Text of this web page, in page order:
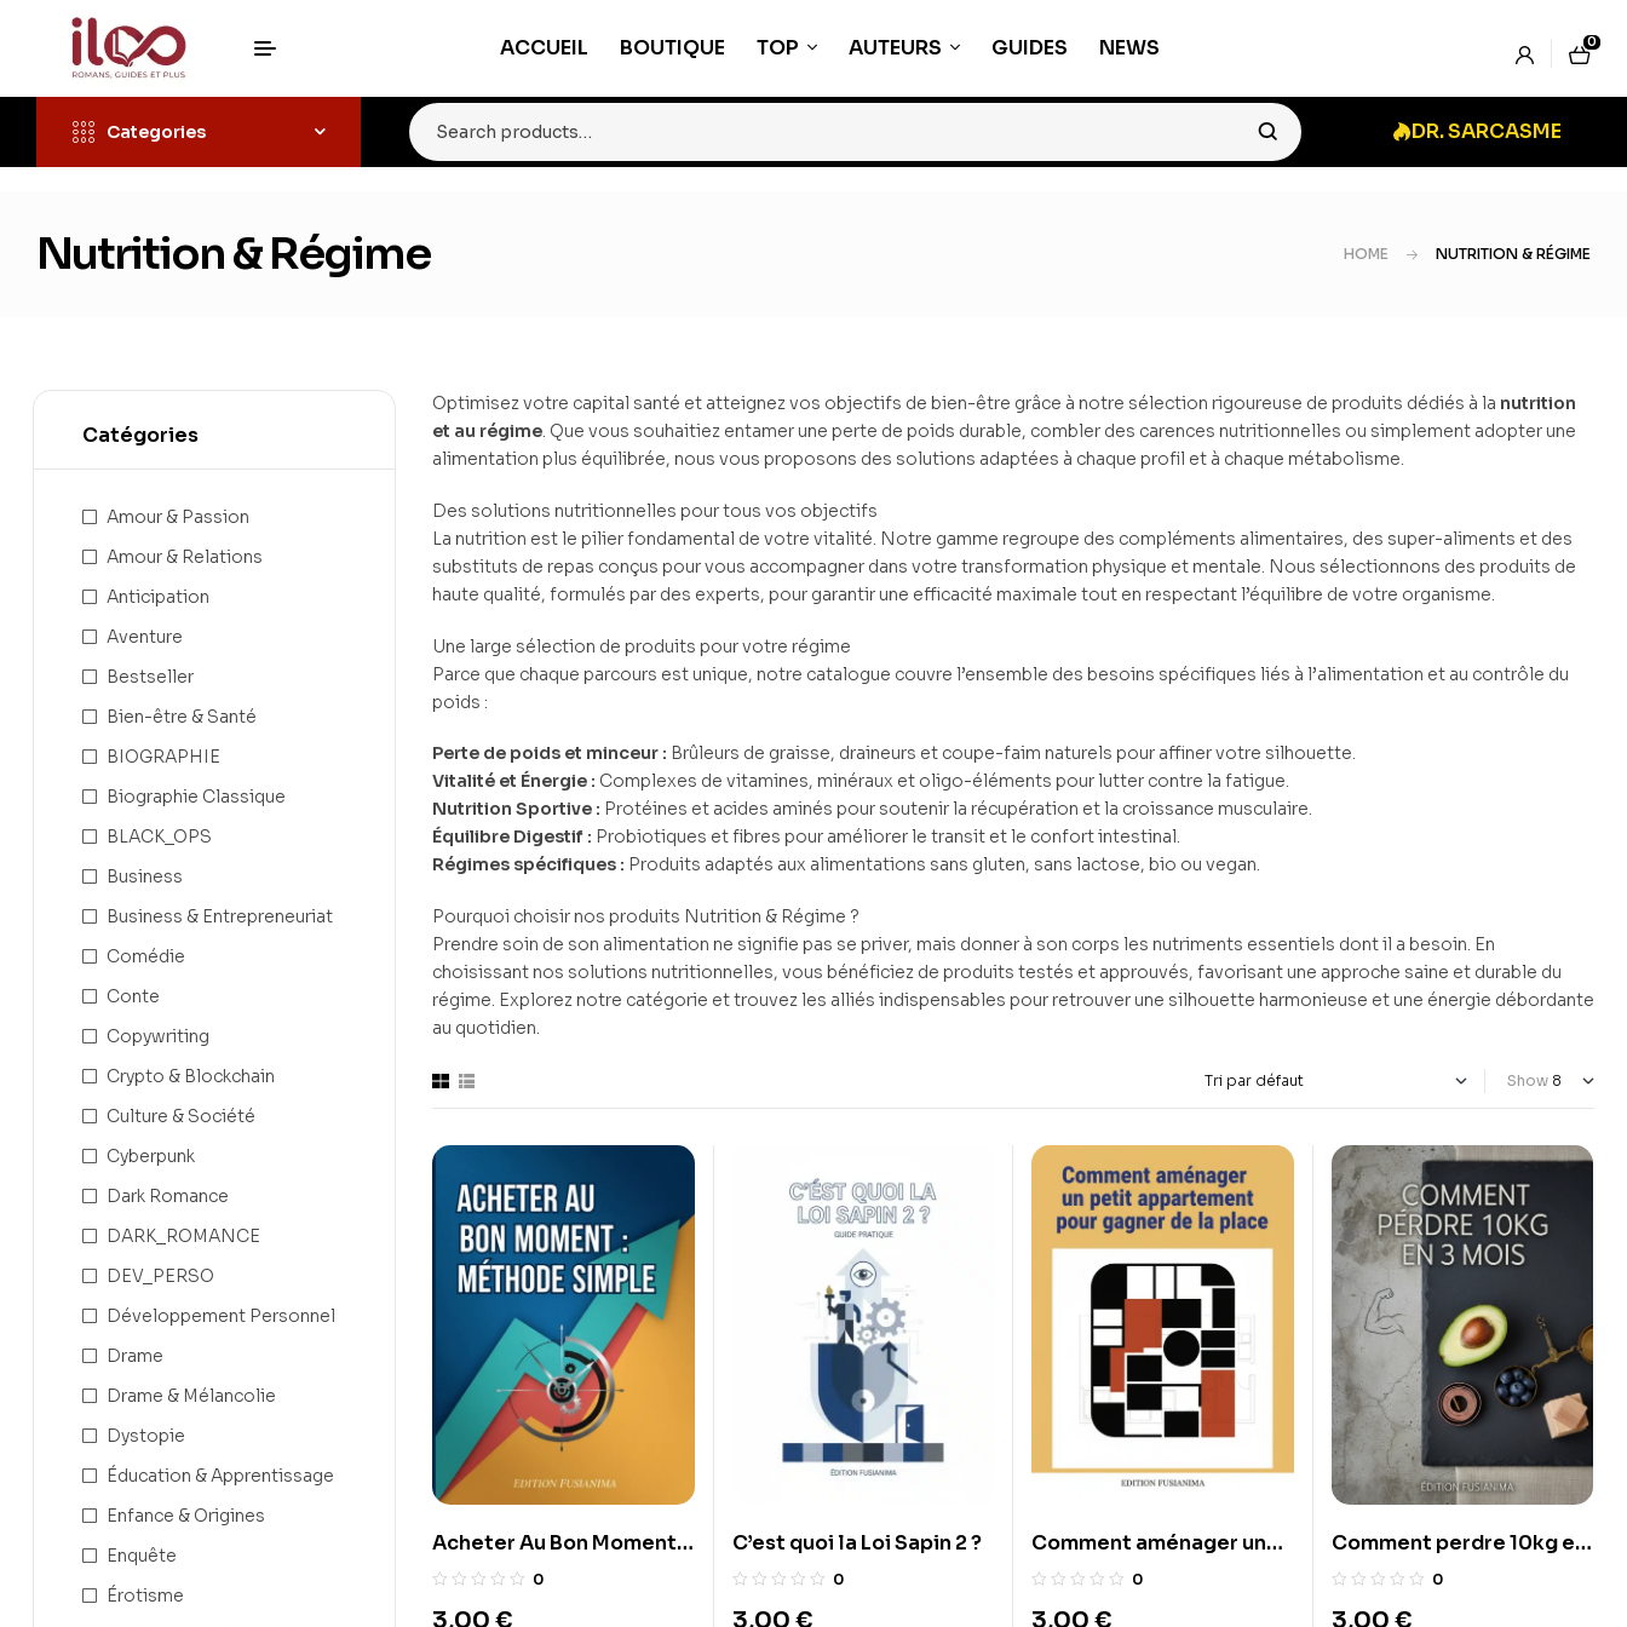
ACCUEIL BOUTIQUE TOP AUTEURS GUIDES NEWS 0
Categories DR. SARCASME
Nutrition & Régime HOME NUTRITION & RÉGIME
Optimisez votre capital santé et atteignez vos objectifs de bien-être grâce à notre sélection rigoureuse de produits dédiés à la nutrition
et au régime. Que vous souhaitiez entamer une perte de poids durable, combler des carences nutritionnelles ou simplement adopter une
alimentation plus équilibrée, nous vous proposons des solutions adaptées à chaque profil et à chaque métabolisme.
Des solutions nutritionnelles pour tous vos objectifs
La nutrition est le pilier fondamental de votre vitalité. Notre gamme regroupe des compléments alimentaires, des super-aliments et des
substituts de repas conçus pour vous accompagner dans votre transformation physique et mentale. Nous sélectionnons des produits de
haute qualité, formulés par des experts, pour garantir une efficacité maximale tout en respectant l’équilibre de votre organisme.
Une large sélection de produits pour votre régime
Parce que chaque parcours est unique, notre catalogue couvre l’ensemble des besoins spécifiques liés à l’alimentation et au contrôle du
poids :
Perte de poids et minceur : Brûleurs de graisse, draineurs et coupe-faim naturels pour affiner votre silhouette.
Vitalité et Énergie : Complexes de vitamines, minéraux et oligo-éléments pour lutter contre la fatigue.
Nutrition Sportive : Protéines et acides aminés pour soutenir la récupération et la croissance musculaire.
Équilibre Digestif : Probiotiques et fibres pour améliorer le transit et le confort intestinal.
Régimes spécifiques : Produits adaptés aux alimentations sans gluten, sans lactose, bio ou vegan.
Pourquoi choisir nos produits Nutrition & Régime ?
Prendre soin de son alimentation ne signifie pas se priver, mais donner à son corps les nutriments essentiels dont il a besoin. En
choisissant nos solutions nutritionnelles, vous bénéficiez de produits testés et approuvés, favorisant une approche saine et durable du
régime. Explorez notre catégorie et trouvez les alliés indispensables pour retrouver une silhouette harmonieuse et une énergie débordante
au quotidien.
Show
Acheter Au Bon Moment :
Méthode Simple
0
3,00 €
C’est quoi la Loi Sapin 2 ?
0
3,00 €
Comment aménager un
petit appartement pour
0
3,00 €
Comment perdre 10kg en
3 mois
0
3,00 €
Catégories
Amour & Passion
Amour & Relations
Anticipation
Aventure
Bestseller
Bien-être & Santé
BIOGRAPHIE
Biographie Classique
BLACK_OPS
Business
Business & Entrepreneuriat
Comédie
Conte
Copywriting
Crypto & Blockchain
Culture & Société
Cyberpunk
Dark Romance
DARK_ROMANCE
DEV_PERSO
Développement Personnel
Drame
Drame & Mélancolie
Dystopie
Éducation & Apprentissage
Enfance & Origines
Enquête
Érotisme